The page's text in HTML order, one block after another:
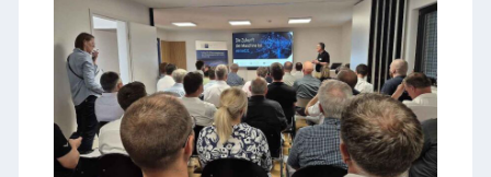
v
e
T
e
a
c
h
s
m
c
h
i
n
r
r
o
s
o
n